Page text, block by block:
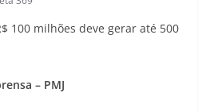
100 milhões deve gerar até 500
– PMJ